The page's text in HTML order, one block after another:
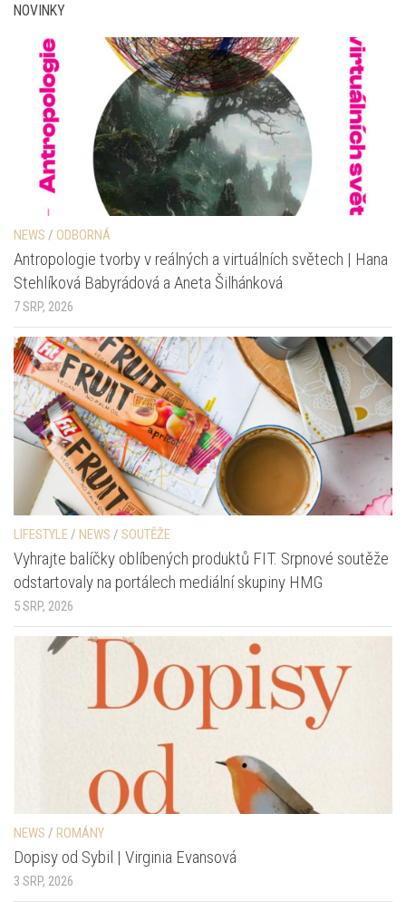
NOVINKY
NEWS / ODBORNÁ
Antropologie tvorby v reálných a virtuálních světech | Hana
Stehlíková Babyrádová a Aneta Šilhánková
7 SRP, 2026
LIFESTYLE / NEWS / SOUTĚŽE
Vyhrajte balíčky oblíbených produktů FIT. Srpnové soutěže
odstartovaly na portálech mediální skupiny HMG
5 SRP, 2026
NEWS / ROMÁNY
Dopisy od Sybil | Virginia Evansová
3 SRP, 2026